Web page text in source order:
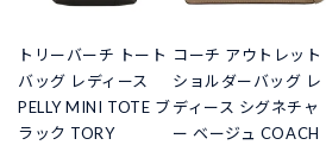
トリーバーチ トート
バッグ レディース
PELLY MINI TOTE ブ
ラック TORY
コーチ アウトレット
ショルダーバッグ レ
ディース シグネチャ
ー ベージュ COACH